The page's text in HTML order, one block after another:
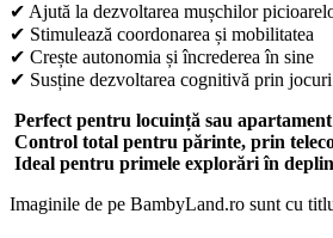
✔ Ajută la dezvoltarea mușchilor
✔ Stimulează coordonarea și mobilitatea
✔ Crește autonomia și încrederea în sine
✔ Susține dezvoltarea cognitivă prin
Perfect pentru locuință sau apartament
Control total pentru părinte, prin
Ideal pentru primele explorări în
Imaginile de pe BambyLand.ro sunt cu